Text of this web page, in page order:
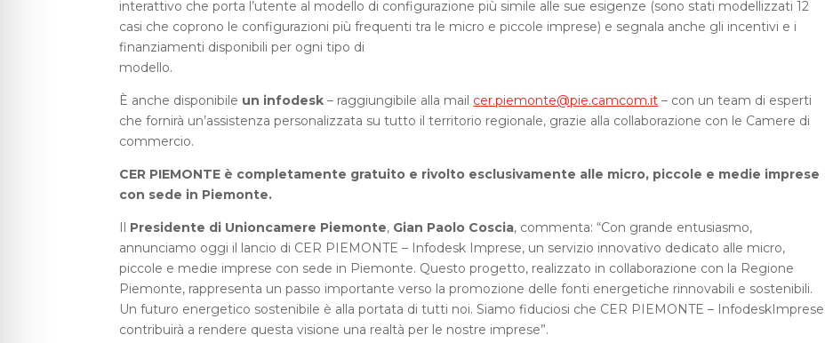
interattivo che porta l’utente al modello di configurazione più simile alle sue esigenze (sono stati modellizzati 12
casi che coprono le configurazioni più frequenti tra le micro e piccole imprese) e segnala anche gli incentivi e i
finanziamenti disponibili per ogni tipo di
modello.
È anche disponibile un infodesk – raggiungibile alla mail cer.piemonte@pie.camcom.it – con un team di esperti
che fornirà un’assistenza personalizzata su tutto il territorio regionale, grazie alla collaborazione con le Camere di
commercio.
CER PIEMONTE è completamente gratuito e rivolto esclusivamente alle micro, piccole e medie imprese
con sede in Piemonte.
Il Presidente di Unioncamere Piemonte, Gian Paolo Coscia, commenta: “Con grande entusiasmo,
annunciamo oggi il lancio di CER PIEMONTE – Infodesk Imprese, un servizio innovativo dedicato alle micro,
piccole e medie imprese con sede in Piemonte. Questo progetto, realizzato in collaborazione con la Regione
Piemonte, rappresenta un passo importante verso la promozione delle fonti energetiche rinnovabili e sostenibili.
Un futuro energetico sostenibile è alla portata di tutti noi. Siamo fiduciosi che CER PIEMONTE – InfodeskImprese
contribuirà a rendere questa visione una realtà per le nostre imprese”.